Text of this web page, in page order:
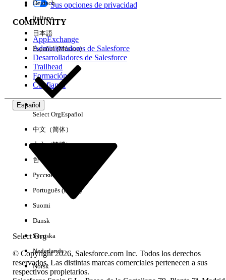
Edición
Experiencia
No hay resultados
Sus opciones de privacidad
COMMUNITY
AppExchange
Administradores de Salesforce
Desarrolladores de Salesforce
Trailhead
Formación
Confianza
Español
Select Org
Deutsch
Italiano
日本語
Español (México)
Select OrgEspañol
中文（简体）
中文（繁體）
한국어
Русский
Português (Brasil)
Suomi
Dansk
Svenska
Nederlands
Norsk
© Copyright 2026, Salesforce.com Inc. Todos los derechos
reservados. Las distintas marcas comerciales pertenecen a sus
respectivos propietarios.